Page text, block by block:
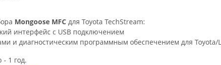
Mongoose MFC для Toyota TechStream:
интерфейс с USB подключением
и диагностическим программным обеспечением для Toyota/
- 1 год.